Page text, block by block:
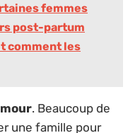
femmes
post-partum
comment les
. Beaucoup de
une famille pour